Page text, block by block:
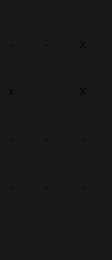
- - X
X - X
- - -
- - -
- - -